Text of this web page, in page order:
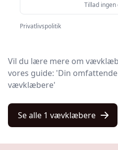
Hvad enten du leder efter
en specifik model eller
Vil du lære mere om
vores guide: 'Din
vævklæbere'
Se alle 1 vævklæbere
Tillad ingen
Privatlivspolitik